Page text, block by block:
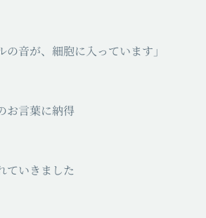
の音が、細胞に入っています」
お言葉に納得
ていきました